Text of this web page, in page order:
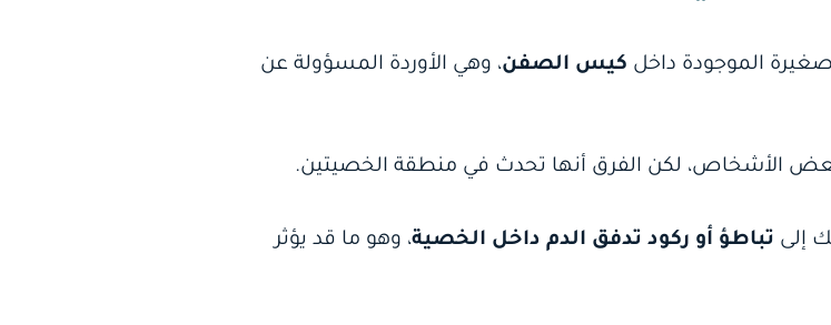
الموجودة داخل كيس الصفن، وهي الأوردة المسؤولة عن
الأشخاص، لكن الفرق أنها تحدث في منطقة الخصيتين.
إلى تباطؤ أو ركود تدفق الدم داخل الخصية، وهو ما قد يؤثر